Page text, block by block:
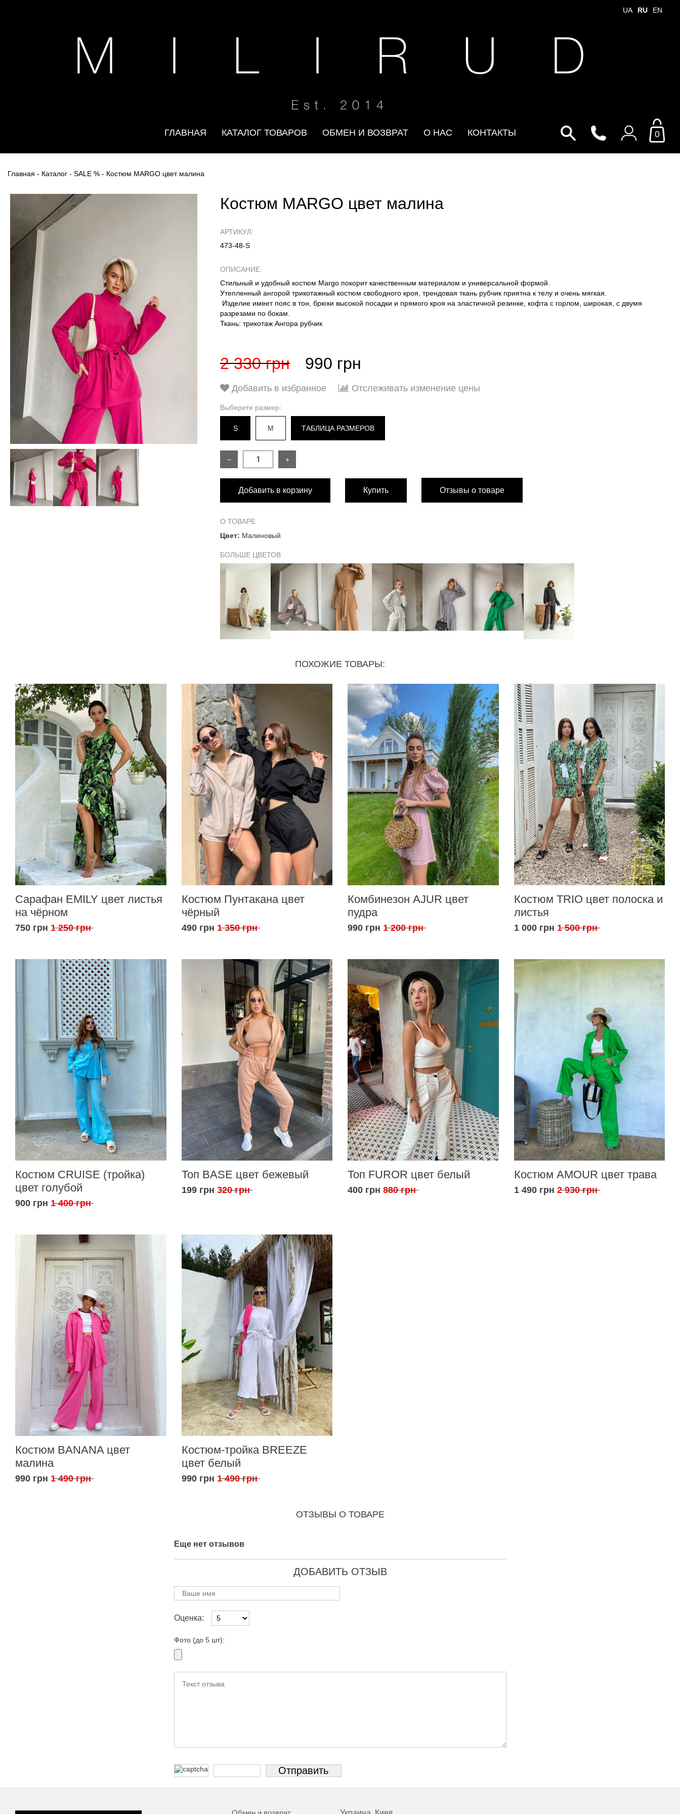
UA RU EN
M I L I R U D
Est. 2014
ГЛАВНАЯ КАТАЛОГ ТОВАРОВ ОБМЕН И ВОЗВРАТ О НАС КОНТАКТЫ 0
Главная - Каталог - SALE % - Костюм MARGO цвет малина
Костюм MARGO цвет малина
АРТИКУЛ:
473-48-S
ОПИСАНИЕ:
Стильный и удобный костюм Margo покорит качественным материалом и универсальной формой.
Утепленный ангорой трикотажный костюм свободного кроя, трендовая ткань рубчик приятна к телу и очень мягкая.
Изделие имеет пояс в тон, брюки высокой посадки и прямого кроя на эластичной резинке, кофта с горлом, широкая, с двумя
разрезами по бокам.
Ткань: трикотаж Ангора рубчик
2 330 грн 990 грн
Добавить в избранное Отслеживать изменение цены
Выберите размер:
S M ТАБЛИЦА РАЗМЕРОВ
РАЗМЕР
РУБАШКА:
Длина изделия по спинке 72 см 72 см
Длина изделия по переду 68 см
Длина рукава 59 см 59 см
62–88 см
от 92 см от 100 см
Длина изделия 103 см 105 см
Ширина брюк 30 см 30 см
− +
Добавить в корзину Купить Отзывы о товаре
О ТОВАРЕ
Цвет: Малиновый
БОЛЬШЕ ЦВЕТОВ
ПОХОЖИЕ ТОВАРЫ:
Сарафан EMILY цвет листья
на чёрном
750 грн 1 250 грн
Костюм Пунтакана цвет
чёрный
490 грн 1 350 грн
Комбинезон AJUR цвет
пудра
990 грн 1 200 грн
Костюм TRIO цвет полоска и
листья
1 000 грн 1 500 грн
Костюм CRUISE (тройка)
цвет голубой
900 грн 1 400 грн
Топ BASE цвет бежевый
199 грн 320 грн
Топ FUROR цвет белый
400 грн 880 грн
Костюм AMOUR цвет трава
1 490 грн 2 930 грн
Костюм BANANA цвет
малина
990 грн 1 490 грн
Костюм-тройка BREEZE
цвет белый
990 грн 1 490 грн
ОТЗЫВЫ О ТОВАРЕ
Еще нет отзывов
ДОБАВИТЬ ОТЗЫВ
Оценка:
Фото (до 5 шт):